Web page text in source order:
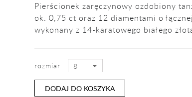
Pierścionek zaręczynowy ozdobiony
ok. 0,75 ct oraz 12 diamentami o
wykonany z 14-karatowego białego
8
DODAJ DO KOSZYKA